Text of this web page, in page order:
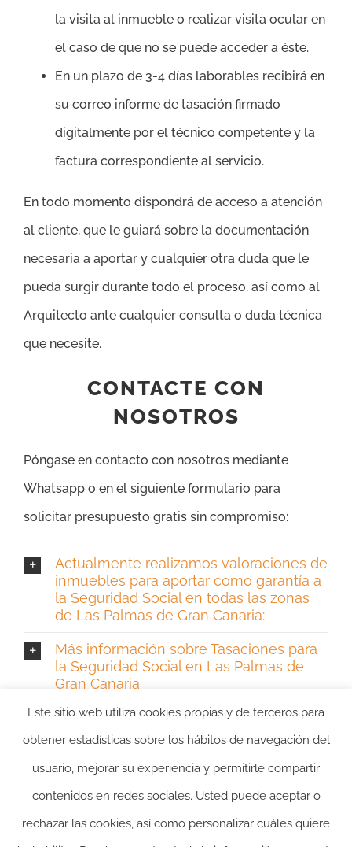
la visita al inmueble o realizar visita ocular en
el caso de que no se puede acceder a éste.
En un plazo de 3-4 días laborables recibirá en
su correo informe de tasación firmado
digitalmente por el técnico competente y la
factura correspondiente al servicio.
En todo momento dispondrá de acceso a atención
al cliente, que le guiará sobre la documentación
necesaria a aportar y cualquier otra duda que le
pueda surgir durante todo el proceso, así como al
Arquitecto ante cualquier consulta o duda técnica
que necesite.
CONTACTE CON
NOSOTROS
Póngase en contacto con nosotros mediante
Whatsapp o en el siguiente formulario para
solicitar presupuesto gratis sin compromiso:
Actualmente realizamos valoraciones de
inmuebles para aportar como garantía a
la Seguridad Social en todas las zonas
de Las Palmas de Gran Canaria:
Más información sobre Tasaciones para
la Seguridad Social en Las Palmas de
Gran Canaria
Este sitio web utiliza cookies propias y de terceros para
obtener estadísticas sobre los hábitos de navegación del
usuario, mejorar su experiencia y permitirle compartir
contenidos en redes sociales. Usted puede aceptar o
rechazar las cookies, así como personalizar cuáles quiere